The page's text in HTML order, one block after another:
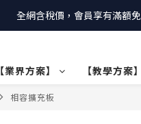
全網含稅價，會員享有滿額
【業界方案】 【教學方案】
相容擴充板